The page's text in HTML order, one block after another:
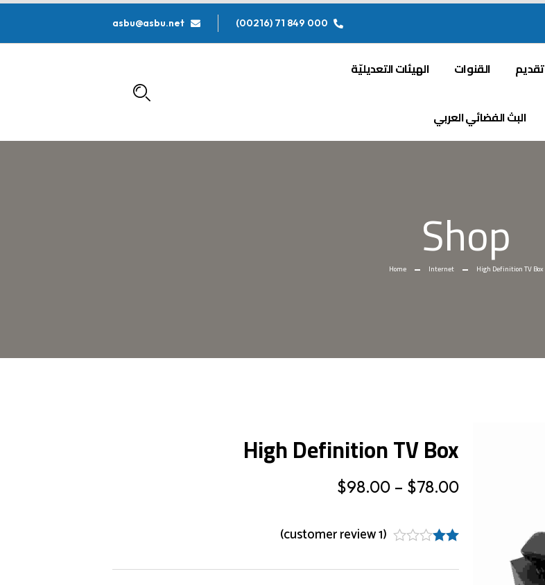
000 849 71 (00216)
asbu@asbu.net
تقديم القنوات الهيئات التعديليّة
البث الفضائي العربي
Shop
Home Internet High Definition TV Box
High Definition TV Box
$78.00
–
$98.00
(
1